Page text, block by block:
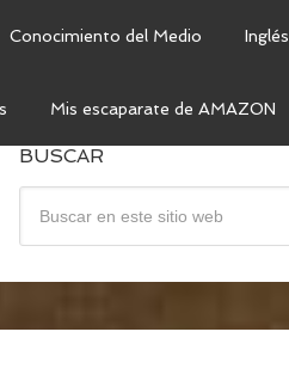
Conocimiento del Medio Inglés
Mis escaparate de AMAZON
BUSCAR